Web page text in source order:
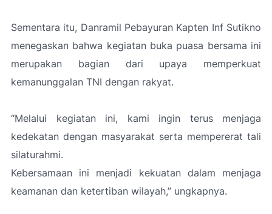
Sementara itu, Danramil Pebayuran Kapten Inf Sutikno
menegaskan bahwa kegiatan buka puasa bersama ini
merupakan bagian dari upaya memperkuat
kemanunggalan TNI dengan rakyat.
“Melalui kegiatan ini, kami ingin terus menjaga
kedekatan dengan masyarakat serta mempererat tali
silaturahmi.
Kebersamaan ini menjadi kekuatan dalam menjaga
keamanan dan ketertiban wilayah,” ungkapnya.